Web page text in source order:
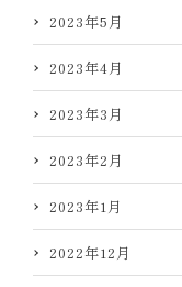
2023年5月
2023年4月
2023年3月
2023年2月
2023年1月
2022年12月